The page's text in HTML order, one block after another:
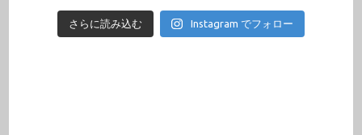
さらに読み込む Instagram でフォロー